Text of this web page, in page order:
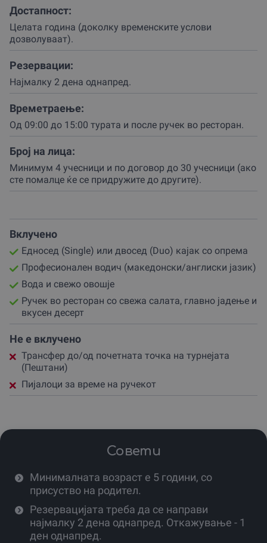
Ова е идеално време за фотографирање, бидејќи
пејзажите се навистина магични.
следува совршен завршеток – ручек во ресторан со
свежа салата, главно јадење и вкусен десерт.
што ти одговара.
Оваа тура е идеална за сите – парови што сакаат
романтично бегство, семејства со деца (минимална
возраст 5 години со родител), пријатели што бараат
активна дружба или љубители на природата што
сакаат да уживаат во вода.
Купи ваучер за себе или подари незаборавно
доживување на некого што го сакаш.
Достапност:
Целата година (доколку временските услови
дозволуваат).
Резервации:
Најмалку 2 дена однапред.
Времетраење:
Од 09:00 до 15:00 турата и после ручек во ресторан.
Број на лица:
Минимум 4 учесници и по договор до 30 учесници (ако
сте помалце ќе се придружите до другите).
Вклучено
Едносед (Single) или двосед (Duo) каjак со опрема
Професионален водич (македонски/англиски јазик)
Вода и свежо овошје
Ручек во ресторан со свежа салата, главно јадење и
вкусен десерт
Не е вклучено
Трансфер до/од почетната точка на турнејата
(Пештани)
Пијалоци за време на ручекот
Совети
Минималната возраст е 5 години, со
присуство на родител.
Резервацијата треба да се направи
најмалку 2 дена однапред. Откажување - 1
ден однапред.